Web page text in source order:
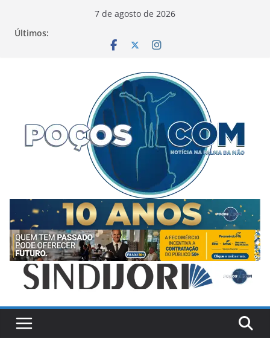
7 de agosto de 2026
Últimos: